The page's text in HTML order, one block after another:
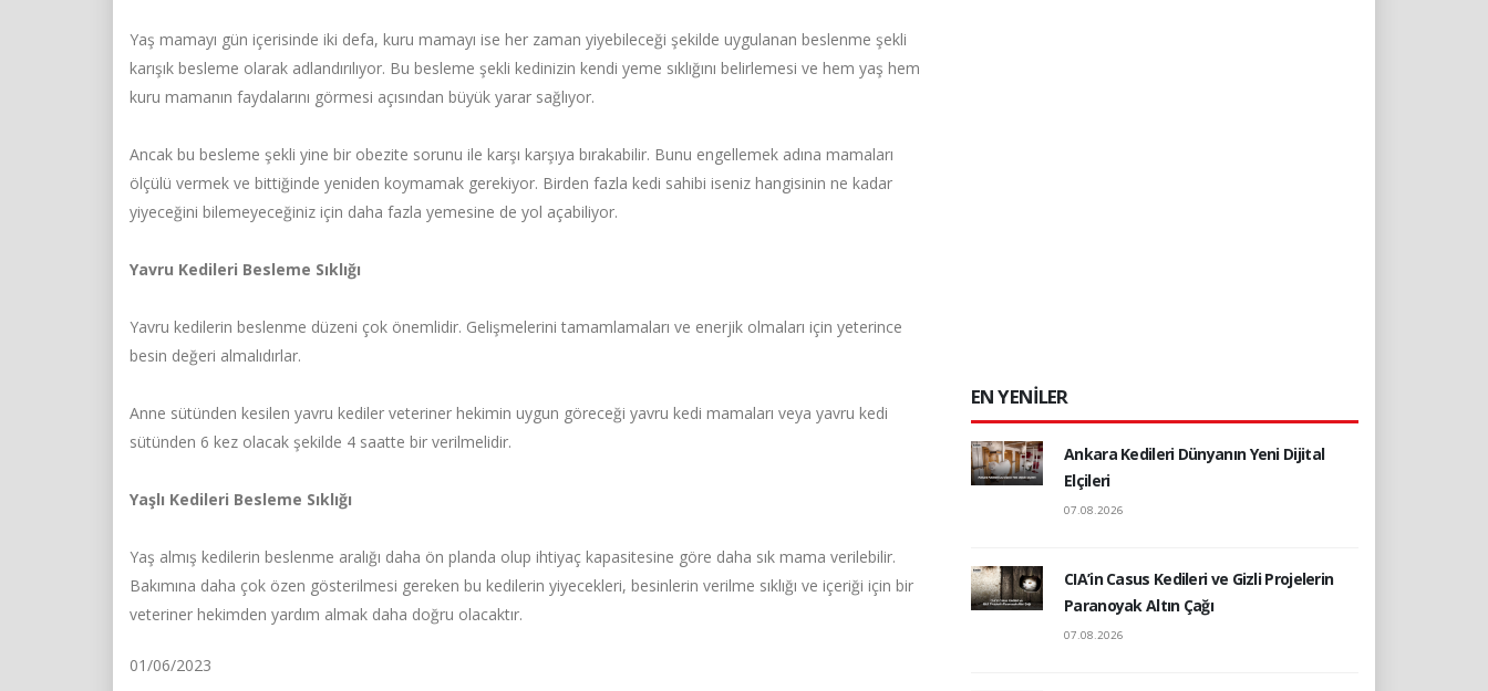
Yaş mamayı gün içerisinde iki defa, kuru mamayı ise her zaman yiyebileceği şekilde uygulanan beslenme şekli
karışık besleme olarak adlandırılıyor. Bu besleme şekli kedinizin kendi yeme sıklığını belirlemesi ve hem yaş hem
kuru mamanın faydalarını görmesi açısından büyük yarar sağlıyor.
Ancak bu besleme şekli yine bir obezite sorunu ile karşı karşıya bırakabilir. Bunu engellemek adına mamaları
ölçülü vermek ve bittiğinde yeniden koymamak gerekiyor. Birden fazla kedi sahibi iseniz hangisinin ne kadar
yiyeceğini bilemeyeceğiniz için daha fazla yemesine de yol açabiliyor.
Yavru Kedileri Besleme Sıklığı
Yavru kedilerin beslenme düzeni çok önemlidir. Gelişmelerini tamamlamaları ve enerjik olmaları için yeterince
besin değeri almalıdırlar.
Anne sütünden kesilen yavru kediler veteriner hekimin uygun göreceği yavru kedi mamaları veya yavru kedi
sütünden 6 kez olacak şekilde 4 saatte bir verilmelidir.
Yaşlı Kedileri Besleme Sıklığı
Yaş almış kedilerin beslenme aralığı daha ön planda olup ihtiyaç kapasitesine göre daha sık mama verilebilir.
Bakımına daha çok özen gösterilmesi gereken bu kedilerin yiyecekleri, besinlerin verilme sıklığı ve içeriği için bir
veteriner hekimden yardım almak daha doğru olacaktır.
01/06/2023
EN YENİLER
Ankara Kedileri Dünyanın Yeni Dijital
Elçileri
07.08.2026
CIA’in Casus Kedileri ve Gizli Projelerin
Paranoyak Altın Çağı
07.08.2026